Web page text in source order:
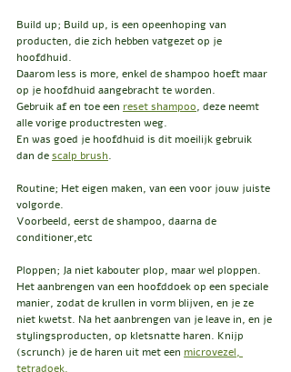
Build up; Build up, is een opeenhoping van
producten, die zich hebben vatgezet op je
hoofdhuid.
Daarom less is more, enkel de shampoo hoeft maar
op je hoofdhuid aangebracht te worden.
Gebruik af en toe een reset shampoo, deze neemt
alle vorige productresten weg.
En was goed je hoofdhuid is dit moeilijk gebruik
dan de scalp brush.
Routine; Het eigen maken, van een voor jouw juiste
volgorde.
Voorbeeld, eerst de shampoo, daarna de
conditioner,etc
Ploppen; Ja niet kabouter plop, maar wel ploppen.
Het aanbrengen van een hoofddoek op een speciale
manier, zodat de krullen in vorm blijven, en je ze
niet kwetst. Na het aanbrengen van je leave in, en je
stylingsproducten, op kletsnatte haren. Knijp
(scrunch) je de haren uit met een microvezel,
tetradoek.